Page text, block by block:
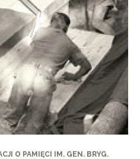
O PAMIĘCI IM. GEN. BRYG.